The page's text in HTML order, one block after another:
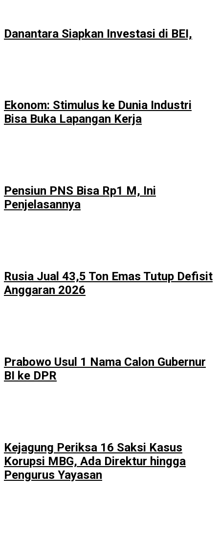
Danantara Siapkan Investasi di BEI,
Ekonom: Stimulus ke Dunia Industri
Bisa Buka Lapangan Kerja
Pensiun PNS Bisa Rp1 M, Ini
Penjelasannya
Rusia Jual 43,5 Ton Emas Tutup Defisit
Anggaran 2026
Prabowo Usul 1 Nama Calon Gubernur
BI ke DPR
Kejagung Periksa 16 Saksi Kasus
Korupsi MBG, Ada Direktur hingga
Pengurus Yayasan